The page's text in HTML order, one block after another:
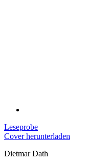
Leseprobe
Cover herunterladen
Dietmar Dath